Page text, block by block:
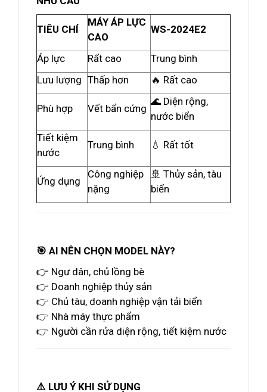
TIÊU CHÍ
MÁY ÁP LỰC
CAO
WS-2024E2
Áp lực Rất cao
Trung bình
Lưu lượng Thấp hơn 🔥 Rất cao
Phù hợp Vết bẩn cứng
🌊 Diện rộng,
nước biển
Tiết kiệm
nước
Trung bình 💧 Rất tốt
Ứng dụng
Công nghiệp
nặng
🚢 Thủy sản, tàu
biển
🎯 AI NÊN CHỌN MODEL NÀY?
👉 Ngư dân, chủ lồng bè
👉 Doanh nghiệp thủy sản
👉 Chủ tàu, doanh nghiệp vận tải biển
👉 Nhà máy thực phẩm
👉 Người cần rửa diện rộng, tiết kiệm nước
⚠️ LƯU Ý KHI SỬ DỤNG